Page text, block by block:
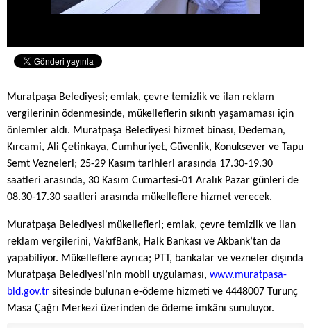
Muratpaşa Belediyesi; emlak, çevre temizlik ve ilan reklam
vergilerinin ödenmesinde, mükelleflerin sıkıntı yaşamaması için
önlemler aldı. Muratpaşa Belediyesi hizmet binası, Dedeman,
Kırcami, Ali Çetinkaya, Cumhuriyet, Güvenlik, Konuksever ve Tapu
Semt Vezneleri; 25-29 Kasım tarihleri arasında 17.30-19.30
saatleri arasında, 30 Kasım Cumartesi-01 Aralık Pazar günleri de
08.30-17.30 saatleri arasında mükelleflere hizmet verecek.
Muratpaşa Belediyesi mükellefleri; emlak, çevre temizlik ve ilan
reklam vergilerini, VakıfBank, Halk Bankası ve Akbank’tan da
yapabiliyor. Mükelleflere ayrıca; PTT, bankalar ve vezneler dışında
Muratpaşa Belediyesi’nin mobil uygulaması, www.muratpasa-
bld.gov.tr sitesinde bulunan e-ödeme hizmeti ve 4448007 Turunç
Masa Çağrı Merkezi üzerinden de ödeme imkânı sunuluyor.